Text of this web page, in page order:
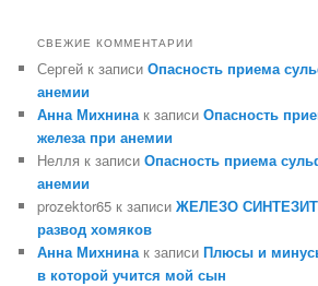
СВЕЖИЕ КОММЕНТАРИИ
Сергей к записиОпасность приема
анемии
Анна Михнина к записиОпасность
железа при анемии
Нелля к записиОпасность приема
анемии
prozektor65 к записиЖЕЛЕЗО СИНТЕЗИТ
развод хомяков
Анна Михнина к записиПлюсы и
в которой учится мой сын